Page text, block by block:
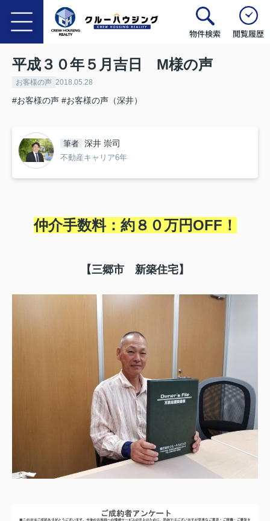
物件検索 閲覧履歴
平成３０年５月吉日 M様の声
お客様の声 2018.05.28
#お客様の声 #お客様の声（深井）
筆者 深井 崇司
不動産キャリア6年
仲介手数料：約８０万円OFF！
【三郷市 新築住宅】